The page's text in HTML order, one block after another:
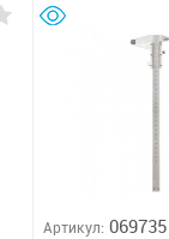
Артикул: 069735